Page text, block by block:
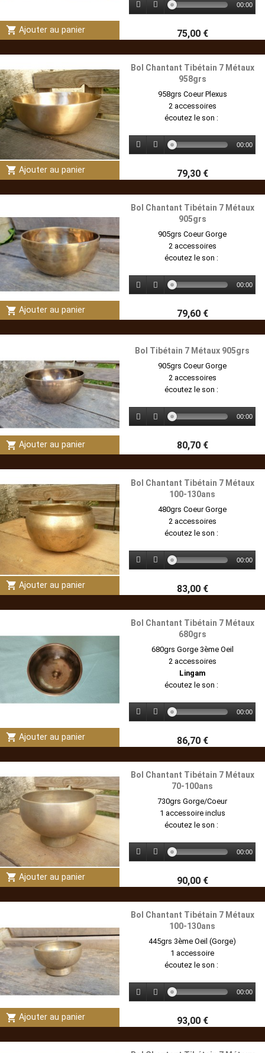
shopping_cart Ajouter au panier
00:00
75,00 €
shopping_cart Ajouter au panier
Bol Chantant Tibétain 7 Métaux
958grs
958grs Coeur Plexus
2 accessoires
écoutez le son :
00:00
79,30 €
shopping_cart Ajouter au panier
Bol Chantant Tibétain 7 Métaux
905grs
905grs Coeur Gorge
2 accessoires
écoutez le son :
00:00
79,60 €
shopping_cart Ajouter au panier
Bol Tibétain 7 Métaux 905grs
905grs Coeur Gorge
2 accessoires
écoutez le son :
00:00
80,70 €
shopping_cart Ajouter au panier
Bol Chantant Tibétain 7 Métaux
100-130ans
480grs Coeur Gorge
2 accessoires
écoutez le son :
00:00
83,00 €
shopping_cart Ajouter au panier
Bol Chantant Tibétain 7 Métaux
680grs
680grs Gorge 3ème Oeil
2 accessoires
Lingam
écoutez le son :
00:00
86,70 €
shopping_cart Ajouter au panier
Bol Chantant Tibétain 7 Métaux
70-100ans
730grs Gorge/Coeur
1 accessoire inclus
écoutez le son :
00:00
90,00 €
shopping_cart Ajouter au panier
Bol Chantant Tibétain 7 Métaux
100-130ans
445grs 3ème Oeil (Gorge)
1 accessoire
écoutez le son :
00:00
93,00 €